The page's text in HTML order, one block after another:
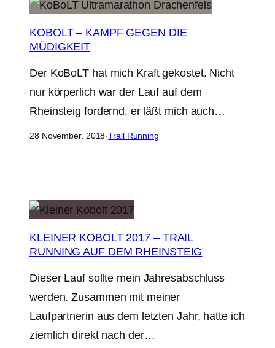
KOBOLT – KAMPF GEGEN DIE
MÜDIGKEIT
Der KoBoLT hat mich Kraft gekostet. Nicht
nur körperlich war der Lauf auf dem
Rheinsteig fordernd, er läßt mich auch…
28 November, 2018·Trail Running
KLEINER KOBOLT 2017 – TRAIL
RUNNING AUF DEM RHEINSTEIG
Dieser Lauf sollte mein Jahresabschluss
werden. Zusammen mit meiner
Laufpartnerin aus dem letzten Jahr, hatte ich
ziemlich direkt nach der…